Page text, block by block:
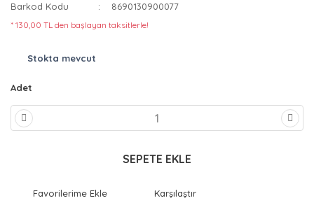
Barkod Kodu
8690130900077
* 130,00 TL den başlayan taksitlerle!
Stokta mevcut
Adet
SEPETE EKLE
Karşılaştır